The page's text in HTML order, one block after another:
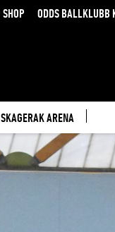
SHOP ODDS BALLKLUBB
SKAGERAK ARENA